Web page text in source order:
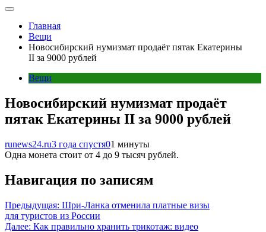
Главная
Вещи
Новосибирский нумизмат продаёт пятак Екатерины
II за 9000 рублей
Вещи
Новосибирский нумизмат продаёт
пятак Екатерины II за 9000 рублей
runews24.ru3 года спустя01 минуты
Одна монета стоит от 4 до 9 тысяч рублей.
Навигация по записям
Предыдущая: Шри-Ланка отменила платные визы
для туристов из России
Далее: Как правильно хранить трикотаж: видео